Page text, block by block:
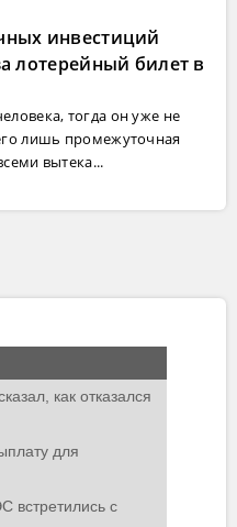
инвестиций
лотерейный билет в
тогда он уже не
лишь промежуточная
вытека...